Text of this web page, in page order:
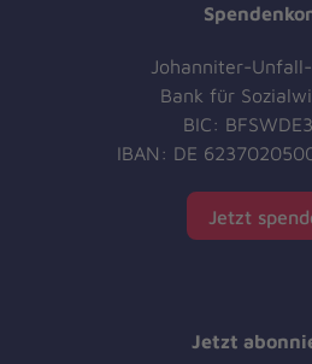
Johanniter-
Bank für
BIC:
IBAN: DE
Jetzt
Jetzt